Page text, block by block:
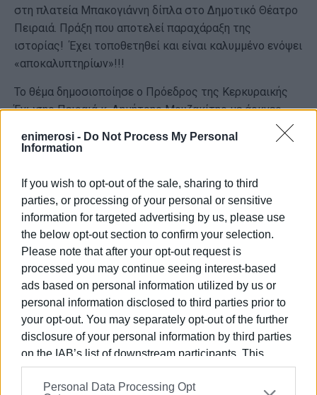
enimerosi - Do Not Process My Personal
Information
If you wish to opt-out of the sale, sharing to third
parties, or processing of your personal or sensitive
information for targeted advertising by us, please use
the below opt-out section to confirm your selection.
Please note that after your opt-out request is
processed you may continue seeing interest-based
ads based on personal information utilized by us or
personal information disclosed to third parties prior to
your opt-out. You may separately opt-out of the further
disclosure of your personal information by third parties
on the IAB’s list of downstream participants. This
information may also be disclosed by us to third parties
on theIAB’s List of Downstream Participants that may
Personal Data Processing Opt
στη πλατεία Μπακογιάννη δίπλα στο Δημοτικό Θέατρο
Πειραιά. Πράξη που αποτελεί παραχάραξη της
ιστορίας! Έχει τοποθετηθεί και είναι καλυμμένο ενόψει
«αποκαλυπτηρίων»!!!
Το θέμα δημοσιοποίησε ο Πρόεδρος της Κερκυραικής
Ένωσης Πειραιά κ. Δημήτρης Μουζακίτης με άοκνες
προσπάθειες και με διαρκή αγώνα, με αναρτήσεις του
στην ηλεκτρονική έκδοση της εφημερίδας του
δυνατή δημοσιότητα, ακόμη και με καταχωρήσεις στον
Αθηναϊκό Τύπο! Επισυνάπτονται φωτογραφίες και η
απόφαση του Δημοτικού Συμβουλίου Πειραιά.
Δυστυχώς αδιαφορείτε για ανθρωπιστικά, δημοκρατικά
και κερκυραικά θέματα μείζονος σημασίας.
3) Να συζητηθεί, καθόσον το επέβαλε ήδη η
επικαιρότητα, είναι η αναγκαιότητα να ληφθεί απόφαση
να αγοράσει ο Δήμος το εγκαταλειμμένο -αρχαιολογικό
χώρο-ιστορικό μνημείο βιομηχανικής αρχιτεκτονικής
εργοστάσιο Δεσύλλα.